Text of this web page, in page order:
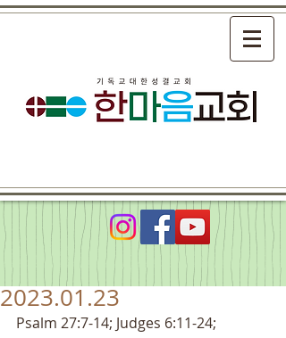
2023.01.23
Psalm 27:7-14; Judges 6:11-24;